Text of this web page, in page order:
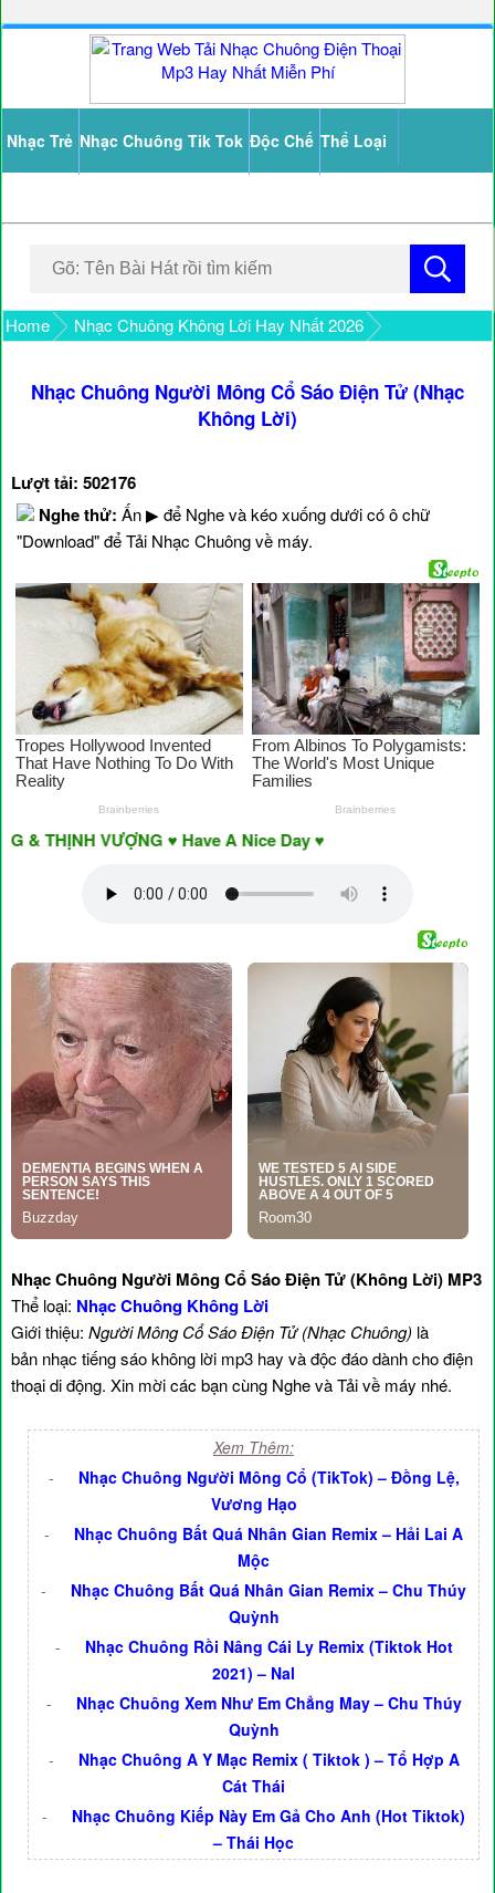
Nhạc Trẻ Nhạc Chuông Tik Tok Độc Chế Thể Loại
Home Nhạc Chuông Không Lời Hay Nhất 2026
Nhạc Chuông Người Mông Cổ Sáo Điện Tử (Nhạc
Không Lời)
Lượt tải: 502176
Nghe thử: Ấn ▶ để Nghe và kéo xuống dưới có ô chữ
"Download" để Tải Nhạc Chuông về máy.
VƯỢNG ♥ Have A Nice Day ♥
Nhạc Chuông Người Mông Cổ Sáo Điện Tử (Không Lời) MP3
Thể loại: Nhạc Chuông Không Lời
Giới thiệu: Người Mông Cổ Sáo Điện Tử (Nhạc Chuông) là
bản nhạc tiếng sáo không lời mp3 hay và độc đáo dành cho điện
thoại di động. Xin mời các bạn cùng Nghe và Tải về máy nhé.
Xem Thêm:
-
Nhạc Chuông Người Mông Cổ (TikTok) – Đồng Lệ,
Vương Hạo
-
Nhạc Chuông Bất Quá Nhân Gian Remix – Hải Lai A
Mộc
-
Nhạc Chuông Bất Quá Nhân Gian Remix – Chu Thúy
Quỳnh
-
Nhạc Chuông Rồi Nâng Cái Ly Remix (Tiktok Hot
2021) – Nal
-
Nhạc Chuông Xem Như Em Chẳng May – Chu Thúy
Quỳnh
-
Nhạc Chuông A Y Mạc Remix ( Tiktok ) – Tổ Hợp A
Cát Thái
-
Nhạc Chuông Kiếp Này Em Gả Cho Anh (Hot Tiktok)
– Thái Học